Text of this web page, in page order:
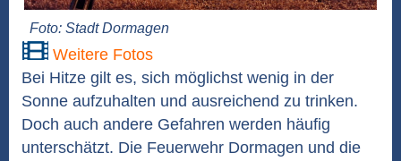
Foto: Stadt Dormagen
Weitere Fotos
Bei Hitze gilt es, sich möglichst wenig in der
Sonne aufzuhalten und ausreichend zu trinken.
Doch auch andere Gefahren werden häufig
unterschätzt. Die Feuerwehr Dormagen und die